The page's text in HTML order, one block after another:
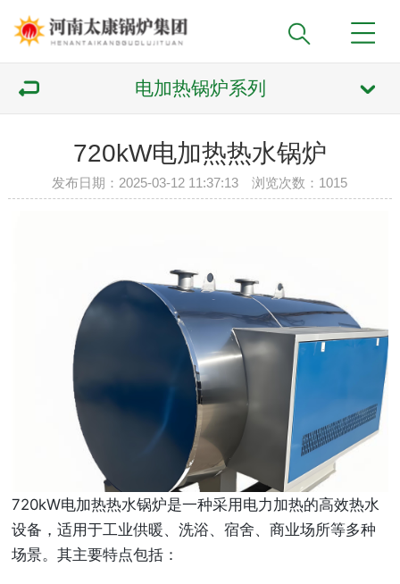
电加热锅炉系列
720kW电加热热水锅炉
发布日期：2025-03-12 11:37:13 浏览次数： 1015
720kW电加热热水锅炉是一种采用电力加热的高效热水
设备，适用于工业供暖、洗浴、宿舍、商业场所等多种
场景。其主要特点包括：